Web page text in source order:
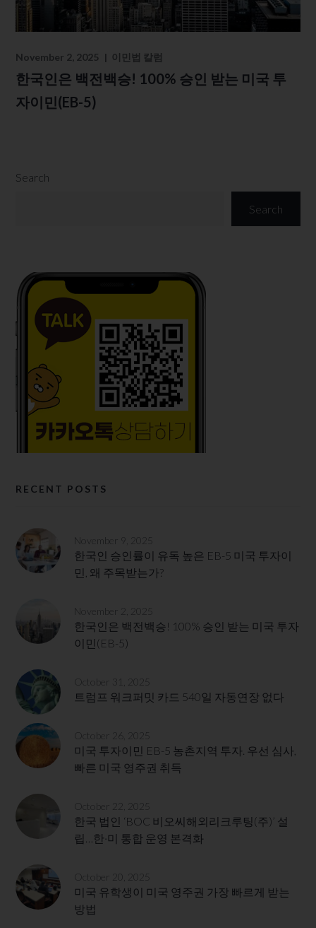
November 2, 2025 이민법 칼럼
한국인은 백전백승! 100% 승인 받는 미국 투
자이민(EB-5)
Search
Search
RECENT POSTS
November 9, 2025
한국인 승인률이 유독 높은 EB-5 미국 투자이
민, 왜 주목받는가?
November 2, 2025
한국인은 백전백승! 100% 승인 받는 미국 투자
이민(EB-5)
October 31, 2025
트럼프 워크퍼밋 카드 540일 자동연장 없다
October 26, 2025
미국 투자이민 EB-5 농촌지역 투자. 우선 심사,
빠른 미국 영주권 취득
October 22, 2025
한국 법인 ‘BOC 비오씨해외리크루팅(주)’ 설
립…한·미 통합 운영 본격화
October 20, 2025
미국 유학생이 미국 영주권 가장 빠르게 받는
방법